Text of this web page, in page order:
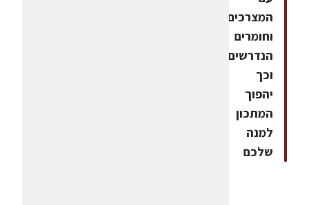
המצרכים
וחומרים
הנדרשים
וכך
יהפוך
המתכון
למנה
שלכם